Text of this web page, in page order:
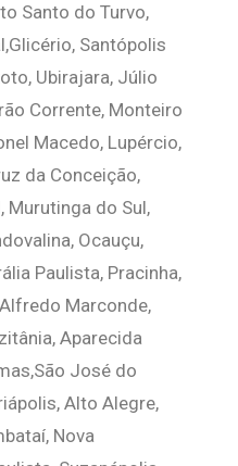
Santo do Turvo,
Santópolis
Ubirajara, Júlio
Corrente, Monteiro
Macedo, Lupércio,
da Conceição,
Murutinga do Sul,
Ocauçu,
Paulista, Pracinha,
Marconde,
Aparecida
José do
Alto Alegre,
Nova